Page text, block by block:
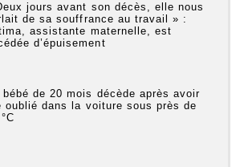
jours avant son décès, elle nous
de sa souffrance au travail » :
assistante maternelle, est
d’épuisement
bébé de 20 mois décède après avoir
oublié dans la voiture sous près de